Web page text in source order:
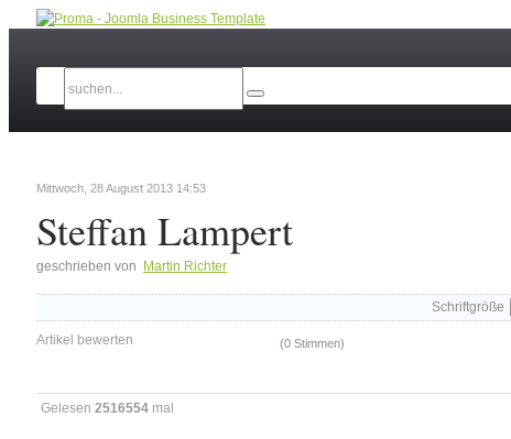
Mittwoch, 28 August 2013 14:53
Steffan Lampert
geschrieben von Martin Richter
Schriftgröße
Artikel bewerten (0 Stimmen)
Gelesen 2516554 mal